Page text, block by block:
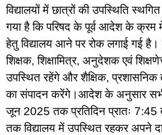
विद्यालयों में छात्रों की उपस्थिति
गया है कि परिषद के पूर्व आदेश के क्रम में
हेतु विद्यालय आने पर रोक लगाई गई
शिक्षक, शिक्षामित्र, अनुदेशक एवं
उपस्थित रहेंगे और शैक्षिक, प्रशासनिक
का संपादन करेंगे।आदेश के अनुसार सभी
जून 2025 तक प्रतिदिन प्रातः
तक विद्यालय में उपस्थित रहकर अपने